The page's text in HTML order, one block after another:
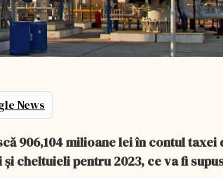
News
906,104 milioane lei în contul taxei
cheltuieli pentru 2023, ce va fi